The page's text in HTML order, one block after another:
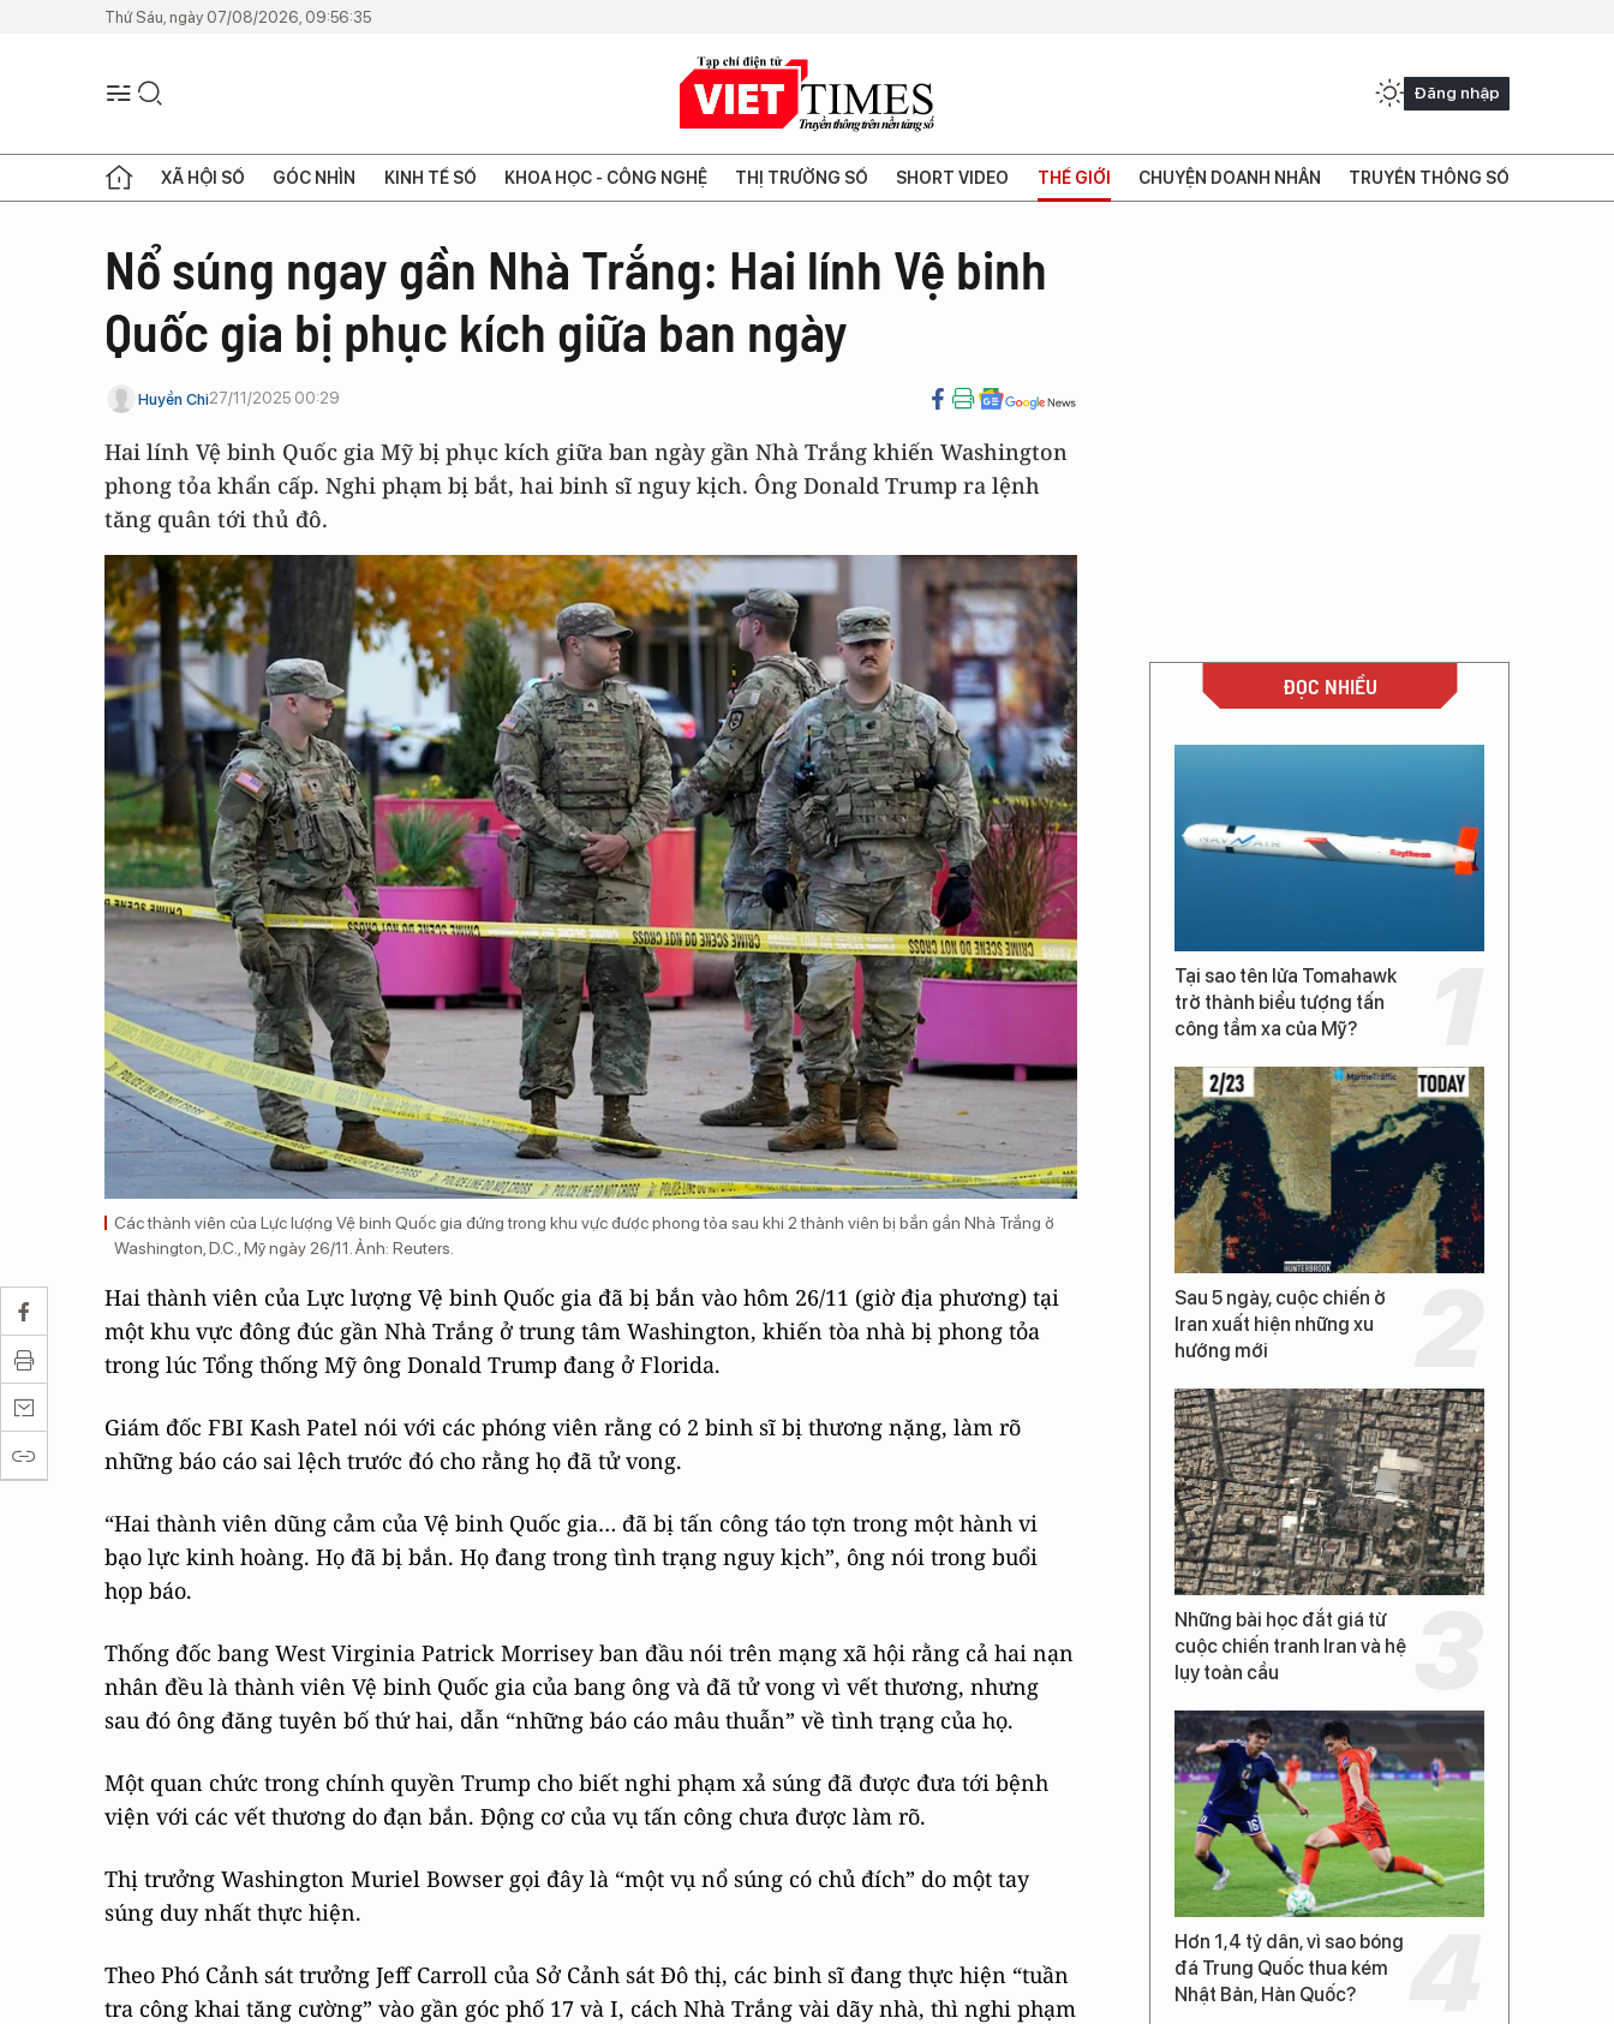
Thứ Sáu, ngày 07/08/2026, 09:56:35
Đăng nhập
XÃ HỘI SỐ GÓC NHÌN KINH TẾ SỐ KHOA HỌC - CÔNG NGHỆ THỊ TRƯỜNG SỐ SHORT VIDEO THẾ GIỚI CHUYỆN DOANH NHÂN TRUYỀN THÔNG SỐ
Nổ súng ngay gần Nhà Trắng: Hai lính Vệ binh
Quốc gia bị phục kích giữa ban ngày
Huyền Chi27/11/2025 00:29
Hai lính Vệ binh Quốc gia Mỹ bị phục kích giữa ban ngày gần Nhà Trắng khiến Washington
phong tỏa khẩn cấp. Nghi phạm bị bắt, hai binh sĩ nguy kịch. Ông Donald Trump ra lệnh
tăng quân tới thủ đô.
Các thành viên của Lực lượng Vệ binh Quốc gia đứng trong khu vực được phong tỏa sau khi 2 thành viên bị bắn gần Nhà Trắng ở
Washington, D.C., Mỹ ngày 26/11. Ảnh: Reuters.
Hai thành viên của Lực lượng Vệ binh Quốc gia đã bị bắn vào hôm 26/11 (giờ địa phương) tại
một khu vực đông đúc gần Nhà Trắng ở trung tâm Washington, khiến tòa nhà bị phong tỏa
trong lúc Tổng thống Mỹ ông Donald Trump đang ở Florida.
Giám đốc FBI Kash Patel nói với các phóng viên rằng có 2 binh sĩ bị thương nặng, làm rõ
những báo cáo sai lệch trước đó cho rằng họ đã tử vong.
“Hai thành viên dũng cảm của Vệ binh Quốc gia… đã bị tấn công táo tợn trong một hành vi
bạo lực kinh hoàng. Họ đã bị bắn. Họ đang trong tình trạng nguy kịch”, ông nói trong buổi
họp báo.
Thống đốc bang West Virginia Patrick Morrisey ban đầu nói trên mạng xã hội rằng cả hai nạn
nhân đều là thành viên Vệ binh Quốc gia của bang ông và đã tử vong vì vết thương, nhưng
sau đó ông đăng tuyên bố thứ hai, dẫn “những báo cáo mâu thuẫn” về tình trạng của họ.
Một quan chức trong chính quyền Trump cho biết nghi phạm xả súng đã được đưa tới bệnh
viện với các vết thương do đạn bắn. Động cơ của vụ tấn công chưa được làm rõ.
Thị trưởng Washington Muriel Bowser gọi đây là “một vụ nổ súng có chủ đích” do một tay
súng duy nhất thực hiện.
Theo Phó Cảnh sát trưởng Jeff Carroll của Sở Cảnh sát Đô thị, các binh sĩ đang thực hiện “tuần
tra công khai tăng cường” vào gần góc phố 17 và I, cách Nhà Trắng vài dãy nhà, thì nghi phạm
ĐỌC NHIỀU
Tại sao tên lửa Tomahawk
trở thành biểu tượng tấn
công tầm xa của Mỹ?
Sau 5 ngày, cuộc chiến ở
Iran xuất hiện những xu
hướng mới
Những bài học đắt giá từ
cuộc chiến tranh Iran và hệ
lụy toàn cầu
Hơn 1,4 tỷ dân, vì sao bóng
đá Trung Quốc thua kém
Nhật Bản, Hàn Quốc?